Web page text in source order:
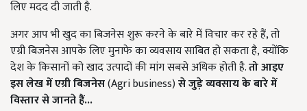
लिए मदद दी जाती है.
अगर आप भी खुद का बिजनेस शुरू करने के बारे में विचार कर रहे हैं, तो
एग्री बिजनेस आपके लिए मुनाफे का व्यवसाय साबित हो सकता है, क्योंकि
देश के किसानों को खाद उत्पादों की मांग सबसे अधिक होती है.तो आइए
इस लेख में एग्री बिजनेस(Agri business)से जुड़े व्यवसाय के बारे में
विस्तार से जानते हैं...